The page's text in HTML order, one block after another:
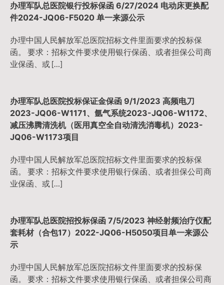
办理军队总医院银行投标保函 6/27/2024 电动床更换配
件2024-JQ06-F5020 单一来源公示
办理中国人民解放军总医院招标文件里面要求的投标保
函。 要求：招标文件要求使用银行保函、或者担保公司商
业保函、或 […]
办理军队总医院投标保证金保函 9/1/2023 高频电刀
2023-JQ06-W1171、氩气系统2023-JQ06-W1172、
减压沸腾清洗机（医用真空全自动清洗消毒机）2023-
JQ06-W1173项目
办理中国人民解放军总医院招标文件里面要求的投标保
函。 要求：招标文件要求使用银行保函、或者担保公司商
业保函、或 […]
办理军队总医院招投标保函 7/5/2023 神经射频治疗仪配
套耗材（合包17）2022-JQ06-H5050项目单一来源公
示
办理中国人民解放军总医院招标文件里面要求的投标保
函。 要求：招标文件要求使用银行保函、或者担保公司商